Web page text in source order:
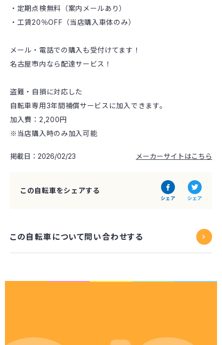
・定期点検無料（案内メールあり）
・工賃20％OFF（当店購入車体のみ）
メール・電話での購入も受付けてます！
名古屋市内なら配達サービス！
盗難・自損に対応した
自転車専用3年間補償サービスに加入できます。
加入費：2,200円
※当店購入時のみ加入可能
掲載日：2026/02/23 メーカーサイトはこちら
この自転車をシェアする
シェア シェア
この自転車について問い合わせする